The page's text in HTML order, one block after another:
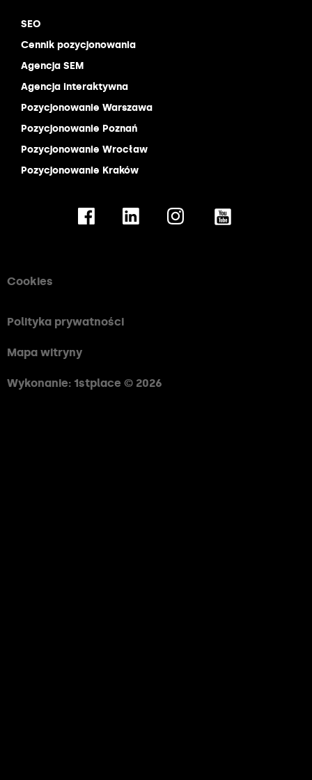
SEO
Cennik pozycjonowania
Agencja SEM
Agencja interaktywna
Pozycjonowanie Warszawa
Pozycjonowanie Poznań
Pozycjonowanie Wrocław
Pozycjonowanie Kraków
Cookies
Polityka prywatności
Mapa witryny
Wykonanie: 1stplace © 2026